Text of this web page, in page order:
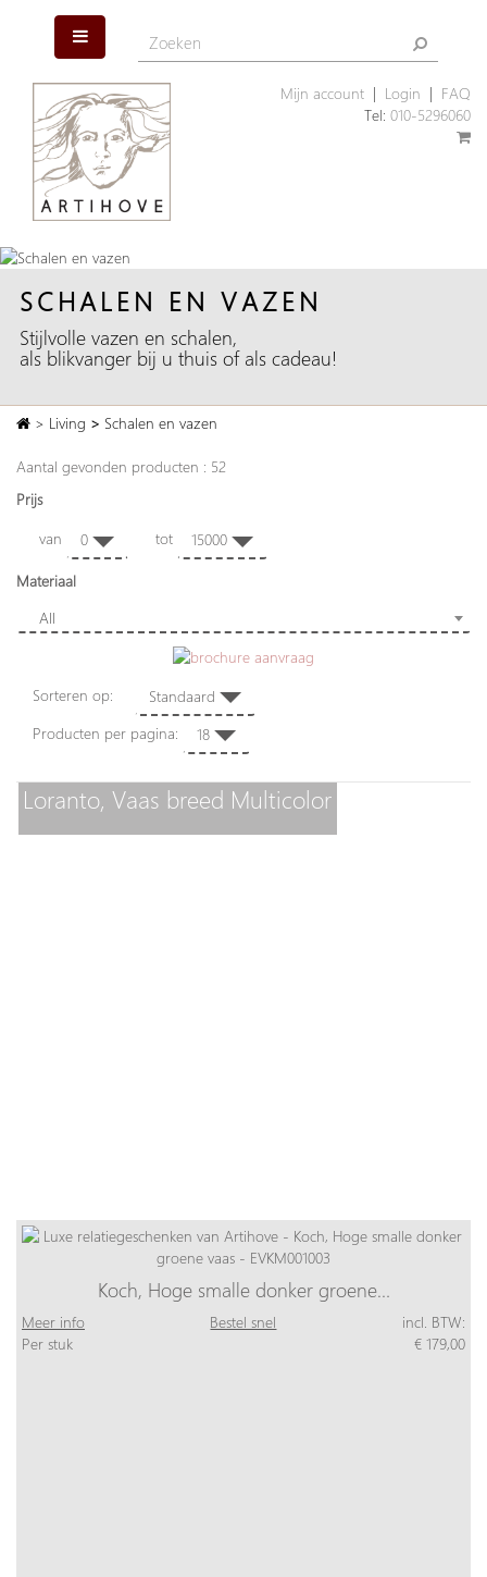
Mijn account| Login
FAQ
Tel: 010-5296060
SCHALEN EN VAZEN
Stijlvolle vazen en schalen,
als blikvanger bij u thuis of als cadeau!
> Living > Schalen en vazen
Aantal gevonden producten : 52
Prijs
van 0 tot 15000
Materiaal
All
Sorteren op: Standaard
Producten per pagina: 18
Loranto, Vaas breed Multicolor
Koch, Hoge smalle donker groene…
Meer info Bestel snel
incl. BTW:
Per stuk
€ 179,00